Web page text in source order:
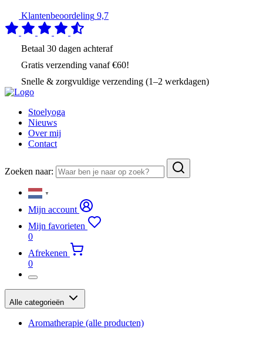
Klantenbeoordeling 9,7
Betaal 30 dagen achteraf
Gratis verzending vanaf €60!
Snelle & zorgvuldige verzending (1–2 werkdagen)
Stoelyoga
Nieuws
Over mij
Contact
Zoeken naar:
▼
Mijn account
Mijn favorieten
0
Afrekenen
0
Alle categorieën
Aromatherapie (alle producten)